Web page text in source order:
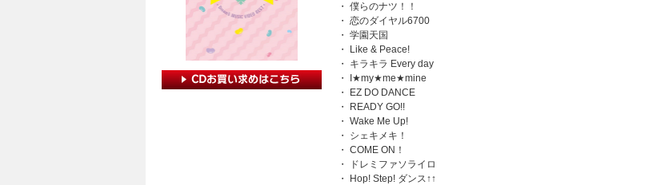
・ 僕らのナツ！！
・ 恋のダイヤル6700
・ 学園天国
・ Like & Peace!
・ キラキラ Every day
・ I★my★me★mine
・ EZ DO DANCE
・ READY GO!!
・ Wake Me Up!
・ シェキメキ！
・ COME ON！
・ ドレミファソライロ
・ Hop! Step! ダンス↑↑